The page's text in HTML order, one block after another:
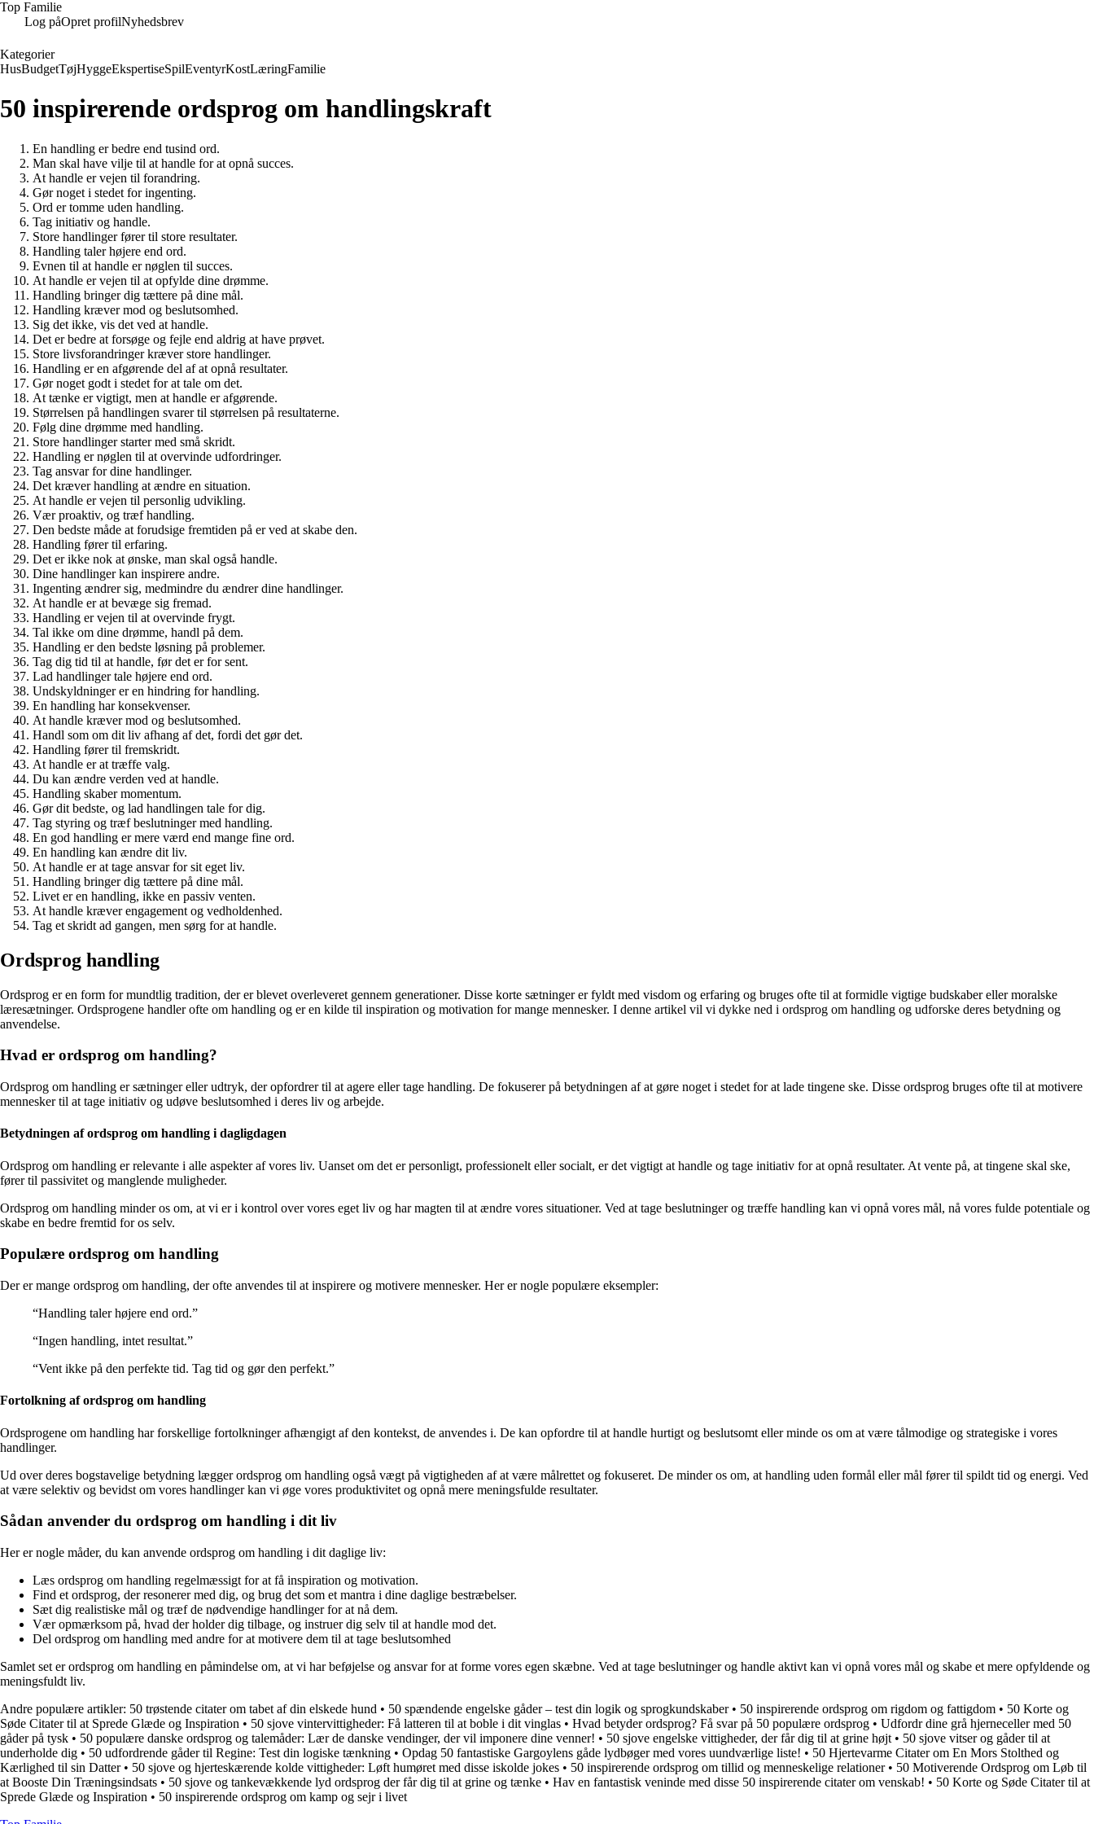
Top Familie
Log påOpret profilNyhedsbrev
Kategorier
HusBudgetTøjHyggeEkspertiseSpilEventyrKostLæringFamilie
50 inspirerende ordsprog om handlingskraft
En handling er bedre end tusind ord.
Man skal have vilje til at handle for at opnå succes.
At handle er vejen til forandring.
Gør noget i stedet for ingenting.
Ord er tomme uden handling.
Tag initiativ og handle.
Store handlinger fører til store resultater.
Handling taler højere end ord.
Evnen til at handle er nøglen til succes.
At handle er vejen til at opfylde dine drømme.
Handling bringer dig tættere på dine mål.
Handling kræver mod og beslutsomhed.
Sig det ikke, vis det ved at handle.
Det er bedre at forsøge og fejle end aldrig at have prøvet.
Store livsforandringer kræver store handlinger.
Handling er en afgørende del af at opnå resultater.
Gør noget godt i stedet for at tale om det.
At tænke er vigtigt, men at handle er afgørende.
Størrelsen på handlingen svarer til størrelsen på resultaterne.
Følg dine drømme med handling.
Store handlinger starter med små skridt.
Handling er nøglen til at overvinde udfordringer.
Tag ansvar for dine handlinger.
Det kræver handling at ændre en situation.
At handle er vejen til personlig udvikling.
Vær proaktiv, og træf handling.
Den bedste måde at forudsige fremtiden på er ved at skabe den.
Handling fører til erfaring.
Det er ikke nok at ønske, man skal også handle.
Dine handlinger kan inspirere andre.
Ingenting ændrer sig, medmindre du ændrer dine handlinger.
At handle er at bevæge sig fremad.
Handling er vejen til at overvinde frygt.
Tal ikke om dine drømme, handl på dem.
Handling er den bedste løsning på problemer.
Tag dig tid til at handle, før det er for sent.
Lad handlinger tale højere end ord.
Undskyldninger er en hindring for handling.
En handling har konsekvenser.
At handle kræver mod og beslutsomhed.
Handl som om dit liv afhang af det, fordi det gør det.
Handling fører til fremskridt.
At handle er at træffe valg.
Du kan ændre verden ved at handle.
Handling skaber momentum.
Gør dit bedste, og lad handlingen tale for dig.
Tag styring og træf beslutninger med handling.
En god handling er mere værd end mange fine ord.
En handling kan ændre dit liv.
At handle er at tage ansvar for sit eget liv.
Handling bringer dig tættere på dine mål.
Livet er en handling, ikke en passiv venten.
At handle kræver engagement og vedholdenhed.
Tag et skridt ad gangen, men sørg for at handle.
Ordsprog handling
Ordsprog er en form for mundtlig tradition, der er blevet overleveret gennem generationer. Disse korte sætninger er fyldt med visdom og erfaring og bruges ofte til at formidle vigtige budskaber eller moralske
læresætninger. Ordsprogene handler ofte om handling og er en kilde til inspiration og motivation for mange mennesker. I denne artikel vil vi dykke ned i ordsprog om handling og udforske deres betydning og
anvendelse.
Hvad er ordsprog om handling?
Ordsprog om handling er sætninger eller udtryk, der opfordrer til at agere eller tage handling. De fokuserer på betydningen af ​​at gøre noget i stedet for at lade tingene ske. Disse ordsprog bruges ofte til at motivere
mennesker til at tage initiativ og udøve beslutsomhed i deres liv og arbejde.
Betydningen af ​​ordsprog om handling i dagligdagen
Ordsprog om handling er relevante i alle aspekter af vores liv. Uanset om det er personligt, professionelt eller socialt, er det vigtigt at handle og tage initiativ for at opnå resultater. At vente på, at tingene skal ske,
fører til passivitet og manglende muligheder.
Ordsprog om handling minder os om, at vi er i kontrol over vores eget liv og har magten til at ændre vores situationer. Ved at tage beslutninger og træffe handling kan vi opnå vores mål, nå vores fulde potentiale og
skabe en bedre fremtid for os selv.
Populære ordsprog om handling
Der er mange ordsprog om handling, der ofte anvendes til at inspirere og motivere mennesker. Her er nogle populære eksempler:
“Handling taler højere end ord.”
“Ingen handling, intet resultat.”
“Vent ikke på den perfekte tid. Tag tid og gør den perfekt.”
Fortolkning af ordsprog om handling
Ordsprogene om handling har forskellige fortolkninger afhængigt af den kontekst, de anvendes i. De kan opfordre til at handle hurtigt og beslutsomt eller minde os om at være tålmodige og strategiske i vores
handlinger.
Ud over deres bogstavelige betydning lægger ordsprog om handling også vægt på vigtigheden af ​​at være målrettet og fokuseret. De minder os om, at handling uden formål eller mål fører til spildt tid og energi. Ved
at være selektiv og bevidst om vores handlinger kan vi øge vores produktivitet og opnå mere meningsfulde resultater.
Sådan anvender du ordsprog om handling i dit liv
Her er nogle måder, du kan anvende ordsprog om handling i dit daglige liv:
Læs ordsprog om handling regelmæssigt for at få inspiration og motivation.
Find et ordsprog, der resonerer med dig, og brug det som et mantra i dine daglige bestræbelser.
Sæt dig realistiske mål og træf de nødvendige handlinger for at nå dem.
Vær opmærksom på, hvad der holder dig tilbage, og instruer dig selv til at handle mod det.
Del ordsprog om handling med andre for at motivere dem til at tage beslutsomhed
Samlet set er ordsprog om handling en påmindelse om, at vi har beføjelse og ansvar for at forme vores egen skæbne. Ved at tage beslutninger og handle aktivt kan vi opnå vores mål og skabe et mere opfyldende og
meningsfuldt liv.
Andre populære artikler: 50 trøstende citater om tabet af din elskede hund • 50 spændende engelske gåder – test din logik og sprogkundskaber• 50 inspirerende ordsprog om rigdom og fattigdom • 50 Korte og
Søde Citater til at Sprede Glæde og Inspiration • 50 sjove vintervittigheder: Få latteren til at boble i dit vinglas • Hvad betyder ordsprog? Få svar på 50 populære ordsprog • Udfordr dine grå hjerneceller med 50
gåder på tysk • 50 populære danske ordsprog og talemåder: Lær de danske vendinger, der vil imponere dine venner! • 50 sjove engelske vittigheder, der får dig til at grine højt • 50 sjove vitser og gåder til at
underholde dig • 50 udfordrende gåder til Regine: Test din logiske tænkning • Opdag 50 fantastiske Gargoylens gåde lydbøger med vores uundværlige liste! • 50 Hjertevarme Citater om En Mors Stolthed og
Kærlighed til sin Datter• 50 sjove og hjerteskærende kolde vittigheder: Løft humøret med disse iskolde jokes • 50 inspirerende ordsprog om tillid og menneskelige relationer• 50 Motiverende Ordsprog om Løb til
at Booste Din Træningsindsats • 50 sjove og tankevækkende lyd ordsprog der får dig til at grine og tænke • Hav en fantastisk veninde med disse 50 inspirerende citater om venskab! • 50 Korte og Søde Citater til at
Sprede Glæde og Inspiration • 50 inspirerende ordsprog om kamp og sejr i livet